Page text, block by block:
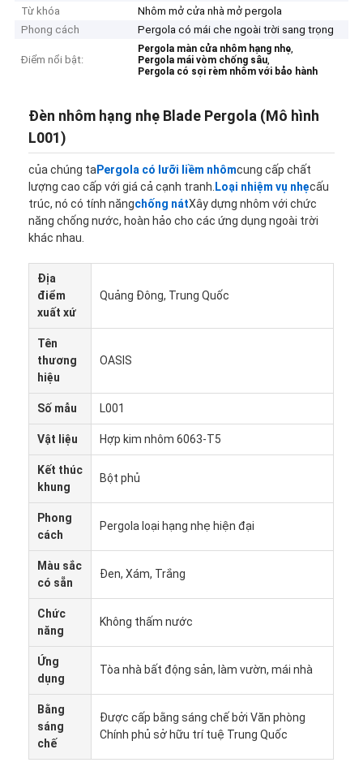
Từ khóa
Nhôm mở cửa nhà mở pergola
Phong cách
Pergola có mái che ngoài trời sang trọng
Điểm nổi bật:
Pergola màn cửa nhôm hạng nhẹ,
Pergola mái vòm chống sâu,
Pergola có sợi rèm nhôm với bảo hành
Đèn nhôm hạng nhẹ Blade Pergola (Mô hình
L001)
của chúng ta Pergola có lưỡi liềm nhômcung cấp chất
lượng cao cấp với giá cả cạnh tranh. Loại nhiệm vụ nhẹcấu
trúc, nó có tính năngchống nátXây dựng nhôm với chức
năng chống nước, hoàn hảo cho các ứng dụng ngoài trời
khác nhau.
Địa
điểm
xuất xứ
Quảng Đông, Trung Quốc
Tên
thương
hiệu
OASIS
Số mẫu L001
Vật liệu Hợp kim nhôm 6063-T5
Kết thúc
khung
Bột phủ
Phong
cách
Pergola loại hạng nhẹ hiện đại
Màu sắc
có sẵn
Đen, Xám, Trắng
Chức
năng
Không thấm nước
Ứng
dụng
Tòa nhà bất động sản, làm vườn, mái nhà
Bằng
sáng
chế
Được cấp bằng sáng chế bởi Văn phòng
Chính phủ sở hữu trí tuệ Trung Quốc